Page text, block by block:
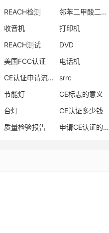
REACH检测
邻苯二甲酸二异丁酯
收音机
打印机
REACH测试
DVD
美国FCC认证
电话机
CE认证申请流程
srrc
节能灯
CE标志的意义
台灯
CE认证多少钱
质量检验报告 申请CE认证的好处